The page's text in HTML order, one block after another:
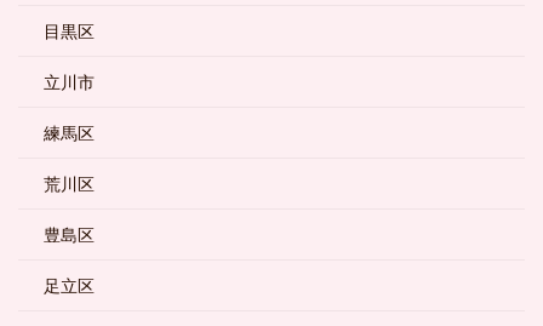
目黒区
立川市
練馬区
荒川区
豊島区
足立区